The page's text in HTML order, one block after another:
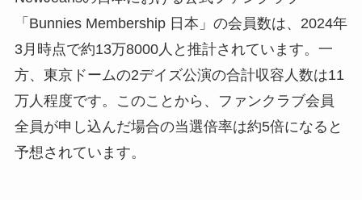
「Bunnies Membership 日本」の会員数は、2024年
3月時点で約13万8000人と推計されています。一
方、東京ドームの2デイズ公演の合計収容人数は11
万人程度です。このことから、ファンクラブ会員
全員が申し込んだ場合の当選倍率は約5倍になると
予想されています。